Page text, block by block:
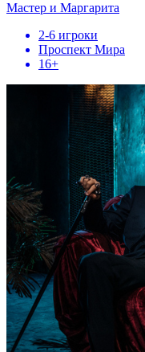
Мастер и Маргарита
2-6 игроки
Проспект Мира
16+